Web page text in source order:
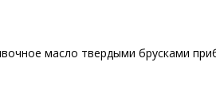
масло твердыми брусками